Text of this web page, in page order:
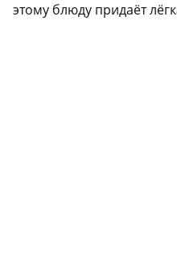
этому блюду придаёт